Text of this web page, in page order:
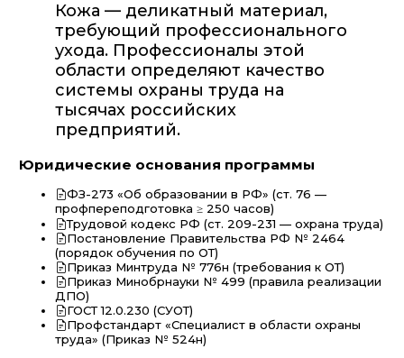
Кожа — деликатный материал,
требующий профессионального
ухода. Профессионалы этой
области определяют качество
системы охраны труда на
тысячах российских
предприятий.
Юридические основания программы
ФЗ-273 «Об образовании в РФ» (ст. 76 —
профпереподготовка ≥ 250 часов)
Трудовой кодекс РФ (ст. 209-231 — охрана труда)
Постановление Правительства РФ № 2464
(порядок обучения по ОТ)
Приказ Минтруда № 776н (требования к ОТ)
Приказ Минобрнауки № 499 (правила реализации
ДПО)
ГОСТ 12.0.230 (СУОТ)
Профстандарт «Специалист в области охраны
труда» (Приказ № 524н)